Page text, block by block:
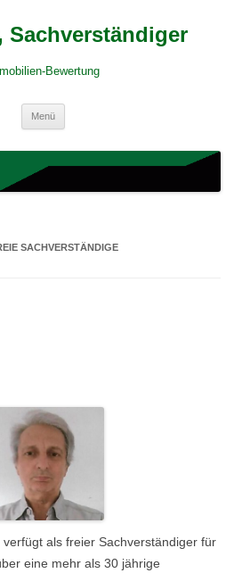
Sachverständiger
Bewertung
Menü Zum
springen
SACHVERSTÄNDIGE
als freier Sachverständiger für
eine mehr als 30 jährige